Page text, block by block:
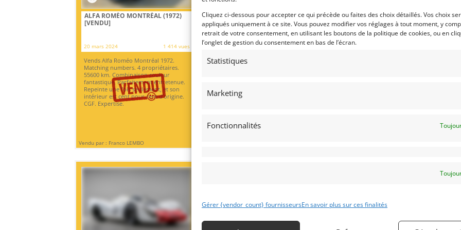
Cliquez ci-dessous pour accepter ce qui précède ou faites des choix détaillés. Vos choix
appliqués uniquement à ce site. Vous pouvez modifier vos réglages à tout moment, y
retrait de votre consentement, en utilisant les boutons de la politique de cookies, ou en
l’onglet de gestion du consentement en bas de l’écran.
Statistiques
Marketing
Fonctionnalités
Gérer {vendor_count} fournisseursEn savoir plus sur ces finalités
ALFA ROMÉO MONTRÉAL (1972)
[VENDU]
20 mars 2024 1 414 vues
Vends Alfa Roméo Montréal 1972.
Matching numbers. 4 propriétaires.
55600 km. Combinaison couleur
fantastique. Parfaitement entretenue.
Repeinte une fois seulement, et son
intérieur est cent pour cent d’origine.
CGF. Expertise.
Vendu par : Franco LEMBO
ASTON MARTIN V8 VANTAGE
ROADSTER (2007)[VENDU]
TEMSE (BELGIQUE)
13 mars 2024
1 179 vues
Aston Martin V8 Vantage Roadster
2007. Boite mécanique 6. Première
européen.
ALPHI T10 GRAND PRIX. EX-
POZZOLI (1929)[VENDU]
TEMSE (BELGIQUE)